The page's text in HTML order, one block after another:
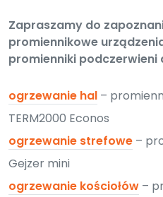
Zapraszamy do
promiennikowe
promienniki podczerwieni
ogrzewanie hal –
TERM2000 Econos
ogrzewanie strefowe –
Gejzer mini
ogrzewanie kościołów –